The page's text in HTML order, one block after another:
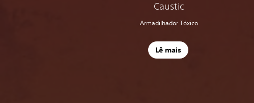
Caustic
Armadilhador Tóxico
Lê mais